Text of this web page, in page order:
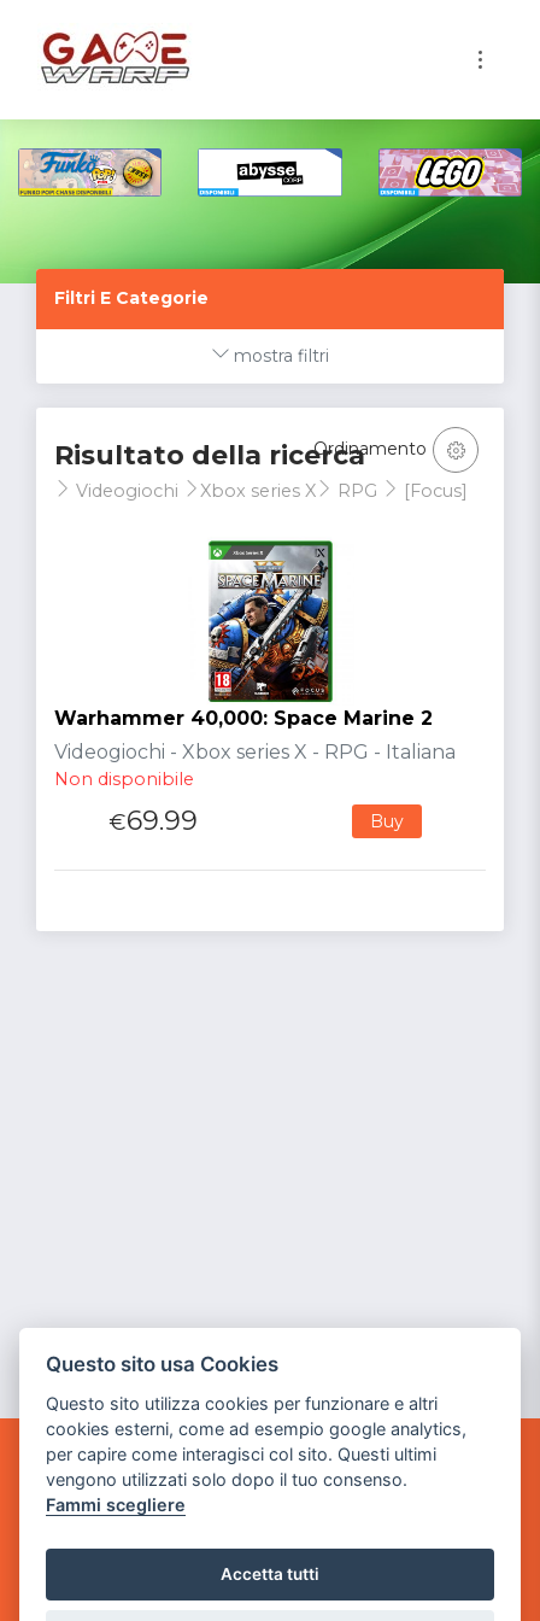
Filtri E Categorie
mostra filtri
Risultato della ricerca
Videogiochi Xbox series X RPG [Focus]
Ordinamento
Warhammer 40,000: Space Marine 2
Videogiochi - Xbox series X - RPG - Italiana
Non disponibile
€69.99 Buy
GAME WARP
BY POWER GAME SRL
Sede Legale
via Villaggio dei Platani, 3
- 25014 Castenedolo, Brescia
Questo sito usa Cookies
Questo sito utilizza cookies per funzionare e altri
cookies esterni, come ad esempio google analytics,
per capire come interagisci col sito. Questi ultimi
vengono utilizzati solo dopo il tuo consenso.
Fammi scegliere
Accetta tutti